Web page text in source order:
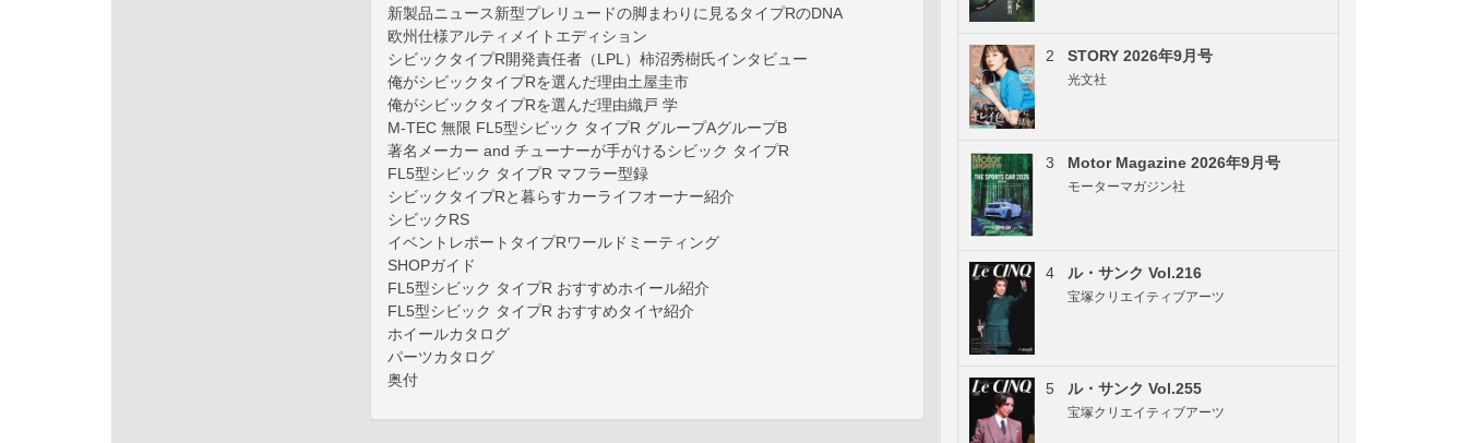
新製品ニュース新型プレリュードの脚まわりに見るタイプRのDNA
欧州仕様アルティメイトエディション
シビックタイプR開発責任者（LPL）柿沼秀樹氏インタビュー
俺がシビックタイプRを選んだ理由土屋圭市
俺がシビックタイプRを選んだ理由織戸 学
M-TEC 無限 FL5型シビック タイプR グループAグループB
著名メーカー and チューナーが手がけるシビック タイプR
FL5型シビック タイプR マフラー型録
シビックタイプRと暮らすカーライフオーナー紹介
シビックRS
イベントレポートタイプRワールドミーティング
SHOPガイド
FL5型シビック タイプR おすすめホイール紹介
FL5型シビック タイプR おすすめタイヤ紹介
ホイールカタログ
パーツカタログ
奥付
2 STORY 2026年9月号
光文社
3 Motor Magazine 2026年9月号
モーターマガジン社
4 ル・サンク Vol.216
宝塚クリエイティブアーツ
5 ル・サンク Vol.255
宝塚クリエイティブアーツ